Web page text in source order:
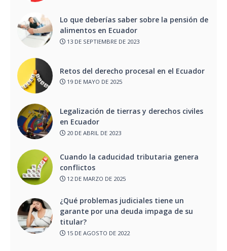
Lo que deberías saber sobre la pensión de
alimentos en Ecuador
13 DE SEPTIEMBRE DE 2023
Retos del derecho procesal en el Ecuador
19 DE MAYO DE 2025
Legalización de tierras y derechos civiles
en Ecuador
20 DE ABRIL DE 2023
Cuando la caducidad tributaria genera
conflictos
12 DE MARZO DE 2025
¿Qué problemas judiciales tiene un
garante por una deuda impaga de su
titular?
15 DE AGOSTO DE 2022